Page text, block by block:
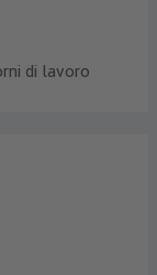
di lavoro